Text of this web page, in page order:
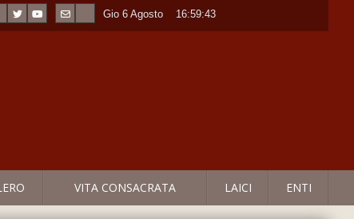
Gio 6 Agosto 16:59:43
VITA CONSACRATA LAICI ENTI